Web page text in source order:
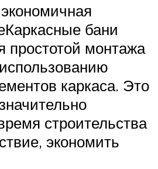
бани
простотой монтажа
каркаса. Это
строительства
экономить